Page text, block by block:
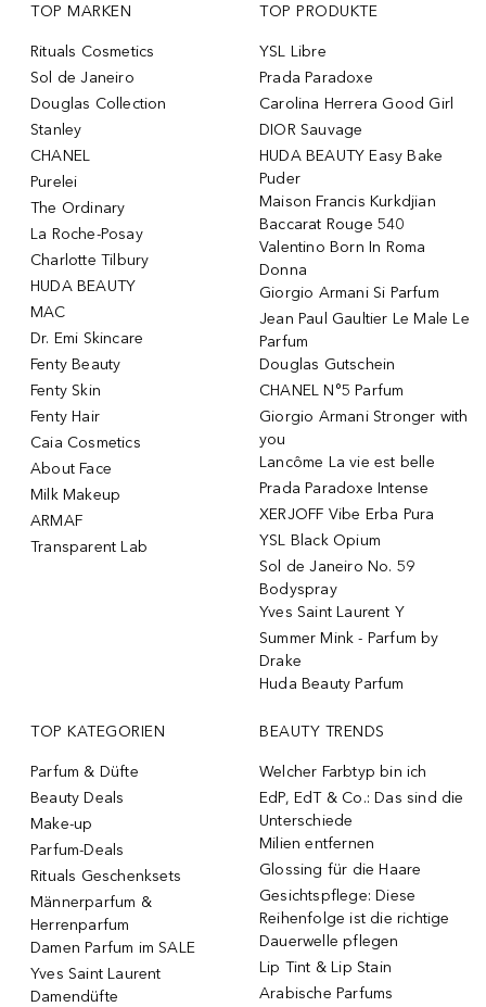
TOP MARKEN
Rituals Cosmetics
Sol de Janeiro
Douglas Collection
Stanley
CHANEL
Purelei
The Ordinary
La Roche-Posay
Charlotte Tilbury
HUDA BEAUTY
MAC
Dr. Emi Skincare
Fenty Beauty
Fenty Skin
Fenty Hair
Caia Cosmetics
About Face
Milk Makeup
ARMAF
Transparent Lab
TOP PRODUKTE
YSL Libre
Prada Paradoxe
Carolina Herrera Good Girl
DIOR Sauvage
HUDA BEAUTY Easy Bake
Puder
Maison Francis Kurkdjian
Baccarat Rouge 540
Valentino Born In Roma
Donna
Giorgio Armani Si Parfum
Jean Paul Gaultier Le Male Le
Parfum
Douglas Gutschein
CHANEL N°5 Parfum
Giorgio Armani Stronger with
you
Lancôme La vie est belle
Prada Paradoxe Intense
XERJOFF Vibe Erba Pura
YSL Black Opium
Sol de Janeiro No. 59
Bodyspray
Yves Saint Laurent Y
Summer Mink - Parfum by
Drake
Huda Beauty Parfum
TOP KATEGORIEN
Parfum & Düfte
Beauty Deals
Make-up
Parfum-Deals
Rituals Geschenksets
Männerparfum &
Herrenparfum
Damen Parfum im SALE
Yves Saint Laurent
Damendüfte
BEAUTY TRENDS
Welcher Farbtyp bin ich
EdP, EdT & Co.: Das sind die
Unterschiede
Milien entfernen
Glossing für die Haare
Gesichtspflege: Diese
Reihenfolge ist die richtige
Dauerwelle pflegen
Lip Tint & Lip Stain
Arabische Parfums